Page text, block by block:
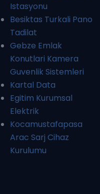
Istasyonu
Besiktas Turkali Pano
Tadilat
Gebze Emlak
Konutlari Kamera
Guvenlik Sistemleri
Kartal Data
Egitim Kurumsal
Elektrik
Kocamustafapasa
Arac Sarj Cihaz
Kurulumu